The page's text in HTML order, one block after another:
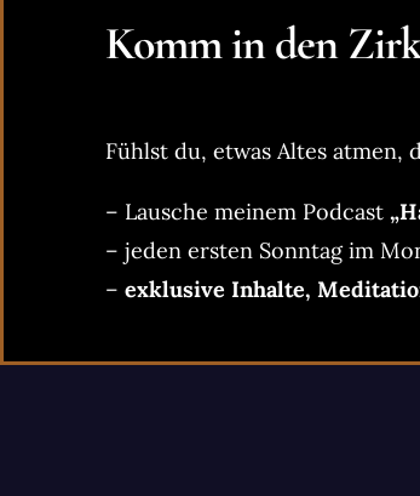
Komm in den
Fühlst du, etwas Altes atmen,
– Lausche meinem Podcast
– jeden ersten Sonntag im
– exklusive Inhalte,